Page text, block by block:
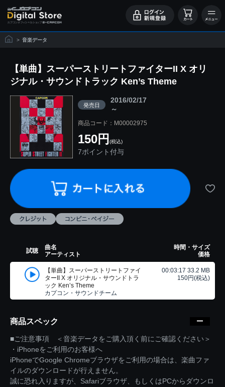
> 音楽データ
【単曲】スーパーストリートファイターII X オリ
ジナル・サウンドトラック Ken’s Theme
発売日
2016/02/17
～
商品コード：M00002975
150円 (税込)
7ポイント付与
試聴
曲名
アーティスト
時間・サイズ
価格
【単曲】スーパーストリートファイ
ターII X オリジナル・サウンドトラ
ック Ken’s Theme
カプコン・サウンドチーム
00:03:17 33.2 MB
150円(税込)
商品スペック
■ご注意事項 ＜音楽データをご購入頂く前にご確認ください＞
・iPhoneをご利用のお客様へ
iPhoneでGoogle Chromeブラウザをご利用の場合は、楽曲ファ
イルのダウンロードが行えません。
誠に恐れ入りますが、Safariブラウザ、もしくはPCからダウンロ